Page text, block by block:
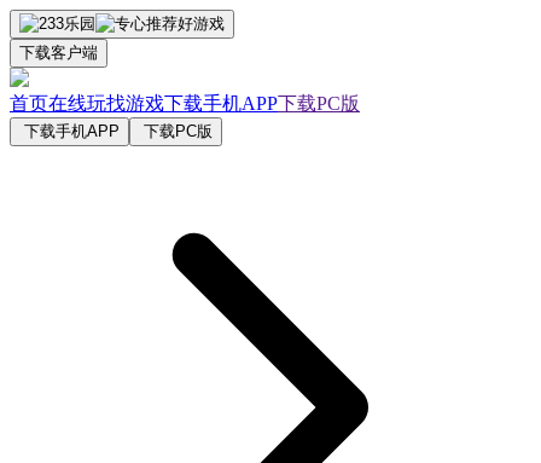
下载客户端
首页在线玩找游戏下载手机APP下载PC版
下载手机APP 下载PC版